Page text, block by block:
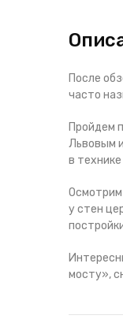
После
часто
Пройдем
Львовым
в
Осмотрим
у стен
мосту»,